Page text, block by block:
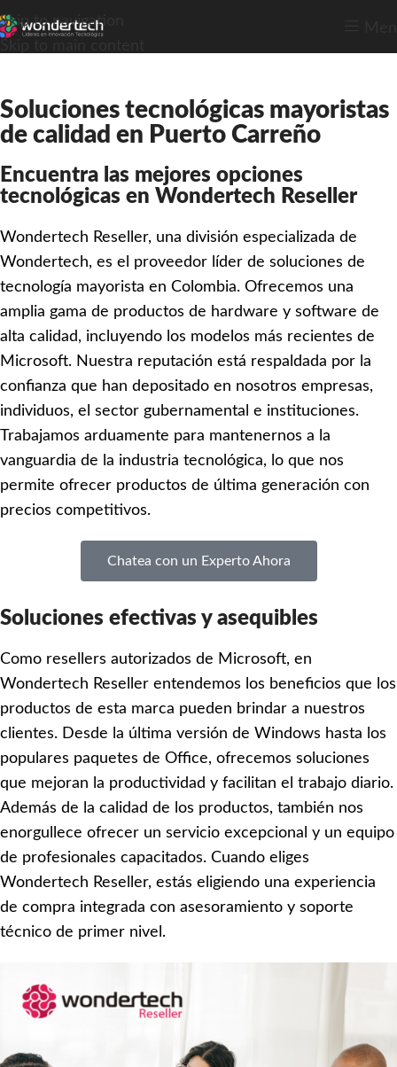
Skip to navigation
Soluciones tecnológicas mayoristas
de calidad en Puerto Carreño
Encuentra las mejores opciones
tecnológicas en Wondertech Reseller
Wondertech Reseller, una división especializada de
Wondertech, es el proveedor líder de soluciones de
tecnología mayorista en Colombia. Ofrecemos una
amplia gama de productos de hardware y software de
alta calidad, incluyendo los modelos más recientes de
Microsoft. Nuestra reputación está respaldada por la
confianza que han depositado en nosotros empresas,
individuos, el sector gubernamental e instituciones.
Trabajamos arduamente para mantenernos a la
vanguardia de la industria tecnológica, lo que nos
permite ofrecer productos de última generación con
precios competitivos.
Chatea con un Experto Ahora
Soluciones efectivas y asequibles
Como resellers autorizados de Microsoft, en
Wondertech Reseller entendemos los beneficios que los
productos de esta marca pueden brindar a nuestros
clientes. Desde la última versión de Windows hasta los
populares paquetes de Office, ofrecemos soluciones
que mejoran la productividad y facilitan el trabajo diario.
Además de la calidad de los productos, también nos
enorgullece ofrecer un servicio excepcional y un equipo
de profesionales capacitados. Cuando eliges
Wondertech Reseller, estás eligiendo una experiencia
de compra integrada con asesoramiento y soporte
técnico de primer nivel.